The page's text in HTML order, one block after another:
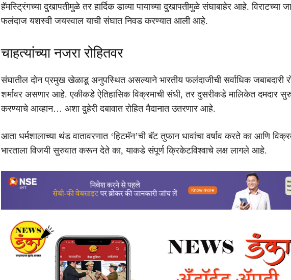
हॅमस्ट्रिंगच्या दुखापतीमुळे तर हार्दिक डाव्या पायाच्या दुखापतीमुळे संघाबाहेर आहे. विराटच्या
फलंदाज यशस्वी जयस्वाल याची संघात निवड करण्यात आली आहे.
चाहत्यांच्या नजरा रोहितवर
संघातील दोन प्रमुख खेळाडू अनुपस्थित असल्याने भारतीय फलंदाजीची सर्वाधिक जबाबदारी
शर्मावर असणार आहे. एकीकडे ऐतिहासिक विक्रमाची संधी, तर दुसरीकडे मालिकेत दमदार
करण्याचे आव्हान… अशा दुहेरी दबावात रोहित मैदानात उतरणार आहे.
आता धर्मशालाच्या थंड वातावरणात ‘हिटमॅन’ची बॅट तुफान धावांचा वर्षाव करते का आणि
भारताला विजयी सुरुवात करून देते का, याकडे संपूर्ण क्रिकेटविश्वाचे लक्ष लागले आहे.